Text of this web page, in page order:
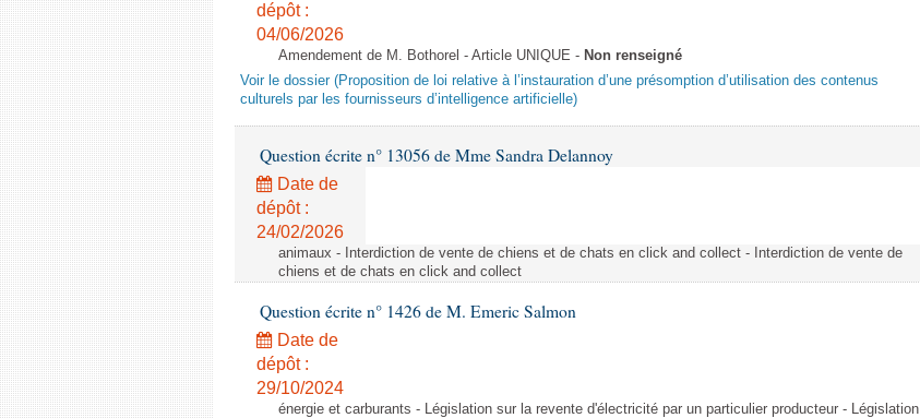
dépôt :
04/06/2026
Amendement de M. Bothorel - Article UNIQUE - Non renseigné
Voir le dossier (Proposition de loi relative à l’instauration d’une présomption d’utilisation des contenus
culturels par les fournisseurs d’intelligence artificielle)
Question écrite n° 13056 de Mme Sandra Delannoy
Date de
dépôt :
24/02/2026
animaux - Interdiction de vente de chiens et de chats en click and collect - Interdiction de vente de
chiens et de chats en click and collect
Question écrite n° 1426 de M. Emeric Salmon
Date de
dépôt :
29/10/2024
énergie et carburants - Législation sur la revente d'électricité par un particulier producteur - Législation